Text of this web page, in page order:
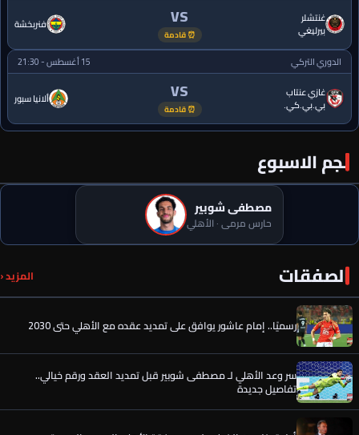
غنتشلر
بيرليغي
VS
⏰ قادمة
فنربخشة
الدوري التركي
15 أغسطس - 21:30
غازي عنتاب
بي.بي.كي.
VS
⏰ قادمة
ألانيا سبور
نجم الاسبوع
مصطفى شوبير
حارس مرمى · الأهلي
الصفقات المزيد ‹ صفقة الأهلي الجديدة تخطف الأنظار في معسكر إسبانيا
رسميًا.. إمام عاشور يوافق على تمديد عقده مع الأهلي حتى 2030
سر وعد الأهلي لـ مصطفى شوبير قبل تمديد العقد ورقم خيالي..
تفاصيل جديدة